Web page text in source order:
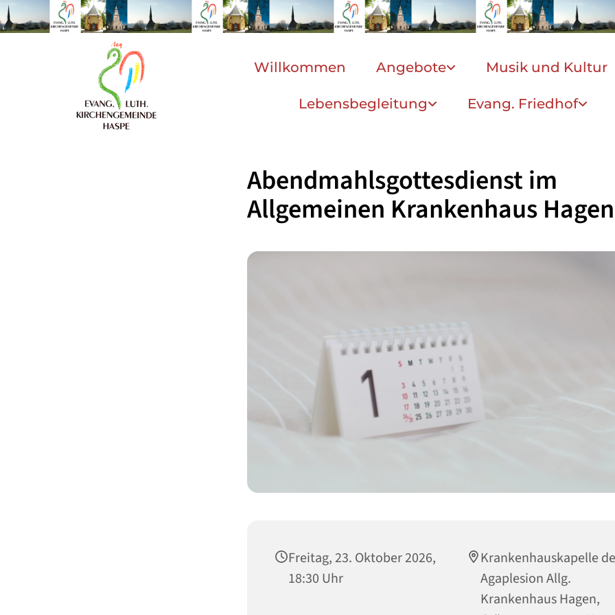
Willkommen Angebote Musik und Kultur
Lebensbegleitung Evang. Friedhof
Abendmahlsgottesdienst im
Allgemeinen Krankenhaus Hagen
Freitag, 23. Oktober 2026,
18:30 Uhr
Krankenhauskapelle
Agaplesion Allg.
Krankenhaus Hagen,